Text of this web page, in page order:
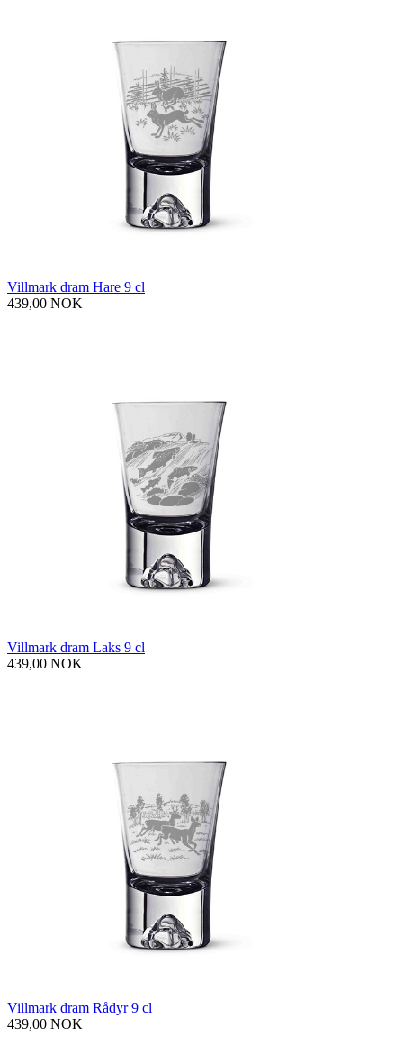
Villmark dram Hare 9 cl
439,00 NOK
Villmark dram Laks 9 cl
439,00 NOK
Villmark dram Rådyr 9 cl
439,00 NOK